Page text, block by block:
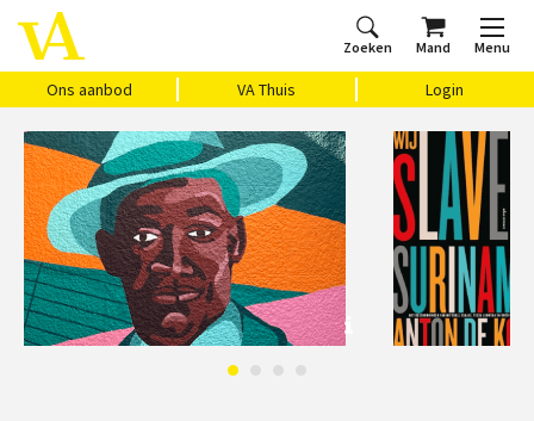
Zoeken Mand Menu
Ons aanbod VA Thuis Login
Home
Ons aanbod
Agenda
VAthuis
Over ons
Vragen?
Cadeaubon